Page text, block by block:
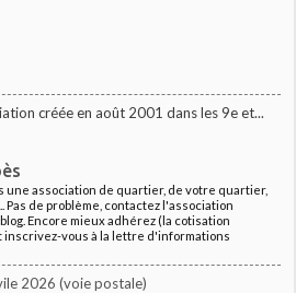
créée en août 2001 dans les 9e et...
une association de quartier, de votre quartier,
Pas de problème, contactez l'association
Encore mieux adhérez (la cotisation
vous à la lettre d'informations
2026 (voie postale)